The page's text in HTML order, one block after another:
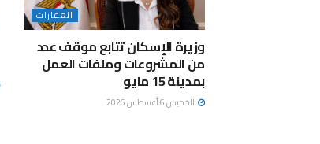
العقارات
وزيرة الإسكان تتابع موقف عدد
من المشروعات وملفات العمل
بمدينة 15 مايو
الخميس 6 أغسطس 2026